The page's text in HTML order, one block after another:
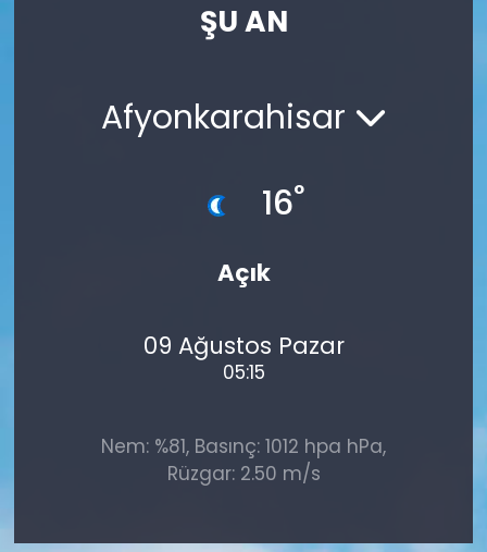
ŞU AN
Afyonkarahisar
16°
Açık
09 Ağustos Pazar
05:15
Nem: %81, Basınç: 1012 hpa hPa,
Rüzgar: 2.50 m/s